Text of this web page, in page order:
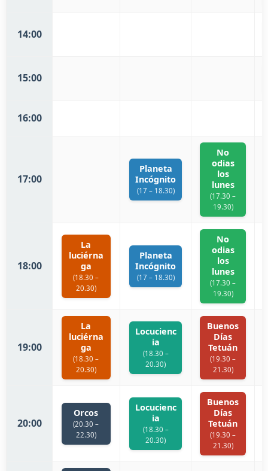
14:00
15:00
16:00
17:00
Planeta
Incógnito
(17 – 18.30)
No
odias
los
lunes
(17.30 –
19.30)
18:00
La
luciérna
ga
(18.30 –
20.30)
Planeta
Incógnito
(17 – 18.30)
No
odias
los
lunes
(17.30 –
19.30)
19:00
La
luciérna
ga
(18.30 –
20.30)
Locucienc
ia
(18.30 –
20.30)
Buenos
Días
Tetuán
(19.30 –
21.30)
20:00
Orcos
(20.30 –
22.30)
Locucienc
ia
(18.30 –
20.30)
Buenos
Días
Tetuán
(19.30 –
21.30)